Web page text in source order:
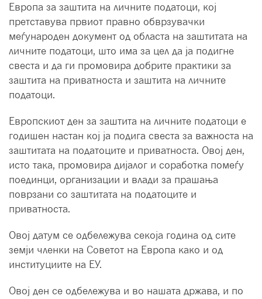
Европа за заштита на личните податоци, кој
претставува првиот правно обврзувачки
меѓународен документ од областа на заштитата на
личните податоци, што има за цел да ја подигне
свеста и да ги промовира добрите практики за
заштита на приватноста и заштита на личните
податоци.
Европскиот ден за заштита на личните податоци е
годишен настан кој ја подига свеста за важноста на
заштитата на податоците и приватноста. Овој ден,
исто така, промовира дијалог и соработка помеѓу
поединци, организации и влади за прашања
поврзани со заштитата на податоците и
приватноста.
Овој датум се одбележува секоја година од сите
земји членки на Советот на Европа како и од
институциите на ЕУ.
Овој ден се одбележува и во нашата држава, и по